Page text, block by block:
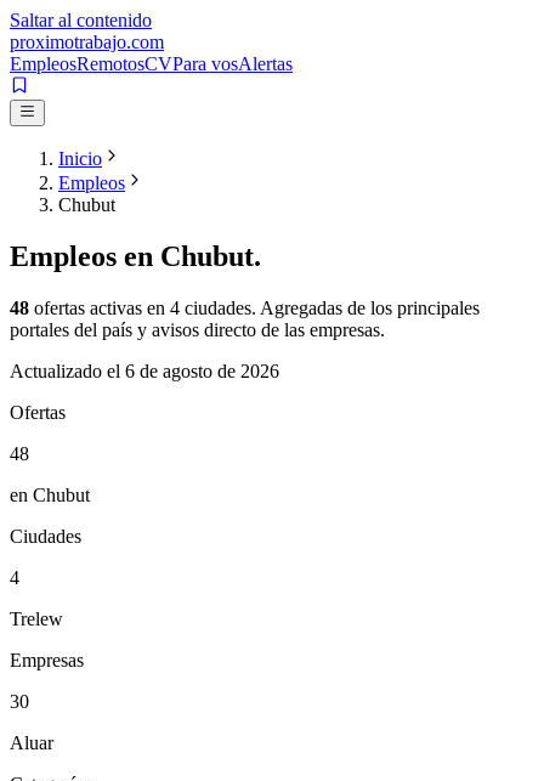
Saltar al contenido
proximotrabajo.com
EmpleosRemotosCVPara vosAlertas
Inicio
Empleos
Chubut
Empleos en Chubut.
48 ofertas activas en 4 ciudades. Agregadas de los principales
portales del país y avisos directo de las empresas.
Actualizado el 6 de agosto de 2026
Ofertas
48
en Chubut
Ciudades
4
Trelew
Empresas
30
Aluar